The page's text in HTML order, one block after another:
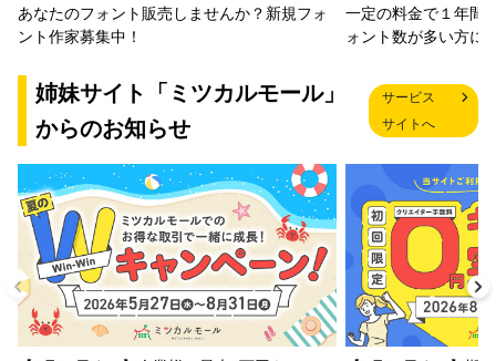
あなたのフォント販売しませんか？新規フォ
ント作家募集中！
一定の料金で１年間
ォント数が多い方に
姉妹サイト「ミツカルモール」
からのお知らせ
サービス
サイトへ